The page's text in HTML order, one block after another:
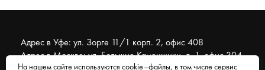
Адрес в Уфе: ул. Зорге 11/1 корп. 2, офис 408
Адрес в Москве: ул. Большие Каменщики, д. 1, офис 304
На нашем сайте используются cookie–файлы, в том числе сервис